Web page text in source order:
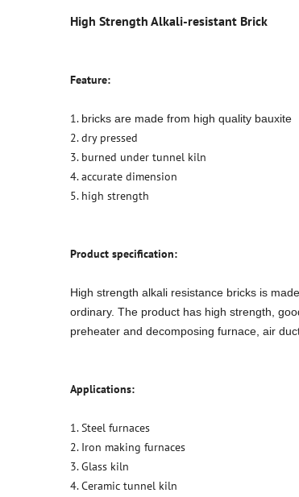
High Strength Alkali-resistant Brick
Feature:
1. bricks are made from high quality bauxite
2. dry pressed
3. burned under tunnel kiln
4. accurate dimension
5. high strength
Product specification:
High strength alkali resistance bricks is
ordinary. The product has high strength,
preheater and decomposing furnace, air
Applications:
1. Steel furnaces
2. Iron making furnaces
3. Glass kiln
4. Ceramic tunnel kiln